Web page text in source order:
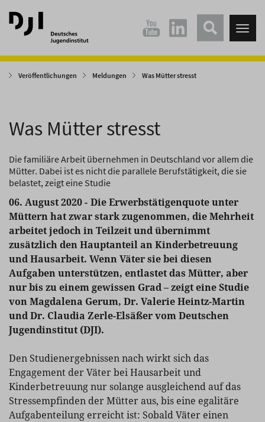
Direkt
zum
Hauptinhalt
Direkt
zum
Hauptmenü
Veröffentlichungen Meldungen Was Mütter stresst
Was Mütter stresst
Die familiäre Arbeit übernehmen in Deutschland vor allem die
Mütter. Dabei ist es nicht die parallele Berufstätigkeit, die sie
belastet, zeigt eine Studie
06. August 2020 - Die Erwerbstätigenquote unter
Müttern hat zwar stark zugenommen, die Mehrheit
arbeitet jedoch in Teilzeit und übernimmt
zusätzlich den Hauptanteil an Kinderbetreuung
und Hausarbeit. Wenn Väter sie bei diesen
Aufgaben unterstützen, entlastet das Mütter, aber
nur bis zu einem gewissen Grad – zeigt eine Studie
von Magdalena Gerum, Dr. Valerie Heintz-Martin
und Dr. Claudia Zerle-Elsäßer vom Deutschen
Jugendinstitut (DJI).
Den Studienergebnissen nach wirkt sich das
Engagement der Väter bei Hausarbeit und
Kinderbetreuung nur solange ausgleichend auf das
Stressempfinden der Mütter aus, bis eine egalitäre
Aufgabenteilung erreicht ist: Sobald Väter einen